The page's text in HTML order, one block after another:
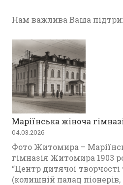
Нам важлива Ваша
Маріїнська жіноча
04.03.2026
Фото Житомира –
гімназія Житомира 1903
“Центр дитячої творчості
(колишній палац піонерів,